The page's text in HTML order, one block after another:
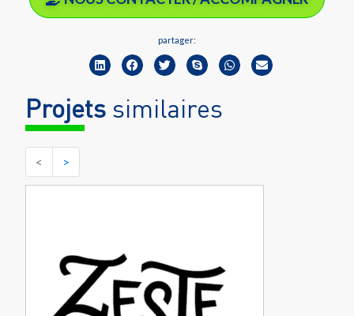
partager:
Projets similaires
< >